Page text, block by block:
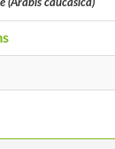
(Arabis caucasica)